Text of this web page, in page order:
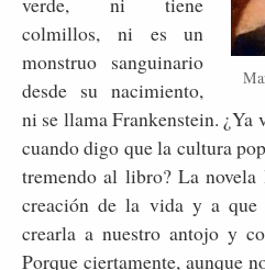
colmillos, ni es un
monstruo sanguinario
desde su nacimiento,
ni se llama Frankenstein. ¿Ya
cuando digo que la cultura
tremendo al libro? La
creación de la vida y a que
crearla a nuestro antojo y
Porque ciertamente, aunque